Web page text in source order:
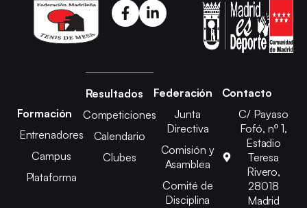
Formación
Entrenadores
Campus
Plataforma
Resultados
Competiciones
Calendario
Clubes
Federación
Junta
Directiva
Comisión y
Asamblea
Comité de
Disciplina
Contacto
C/ Payaso
Fofó, nº 1,
Estadio
Teresa
Rivero,
28018
Madrid